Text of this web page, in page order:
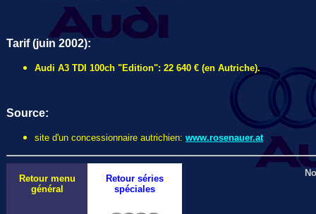
Tarif (juin 2002):
Audi A3 TDI 100ch "Edition": 22 640 € (en Autriche).
Source:
site d'un concessionnaire autrichien: www.rosenauer.at
Retour menu
général
Retour séries
spéciales